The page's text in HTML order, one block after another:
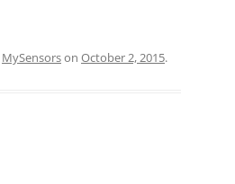
MySensorson October 2, 2015.